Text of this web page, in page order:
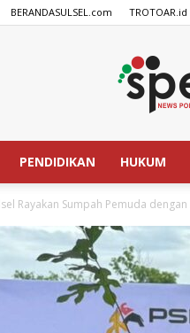
BERANDASULSEL.com TROTOAR.id
PENDIDIKAN HUKUM
Rayakan Sumpah Pemuda